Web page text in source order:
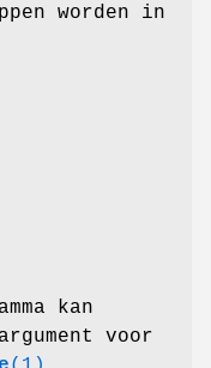
worden in
kan
voor